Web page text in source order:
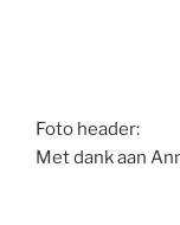
Foto header:
Met dank aan